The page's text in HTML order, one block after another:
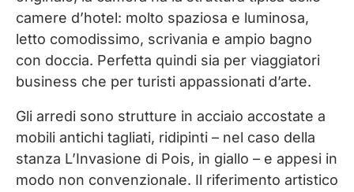
camere d’hotel: molto spaziosa e luminosa,
letto comodissimo, scrivania e ampio bagno
con doccia. Perfetta quindi sia per viaggiatori
business che per turisti appassionati d’arte.
Gli arredi sono strutture in acciaio accostate a
mobili antichi tagliati, ridipinti – nel caso della
stanza L’Invasione di Pois, in giallo – e appesi in
modo non convenzionale. Il riferimento artistico